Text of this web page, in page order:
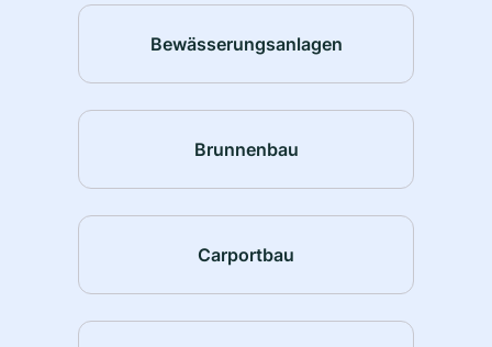
Bewässerungsanlagen
Brunnenbau
Carportbau